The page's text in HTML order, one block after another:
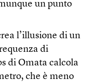
un punto
l’illusione di un
di
di Omata calcola
che è meno